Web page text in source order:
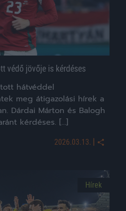
védő jövője is kérdéses
hátvéddel
meg átigazolási hírek a
Dárdai Márton és Balogh
kérdéses. […]
2026.03.13. |
Hírek